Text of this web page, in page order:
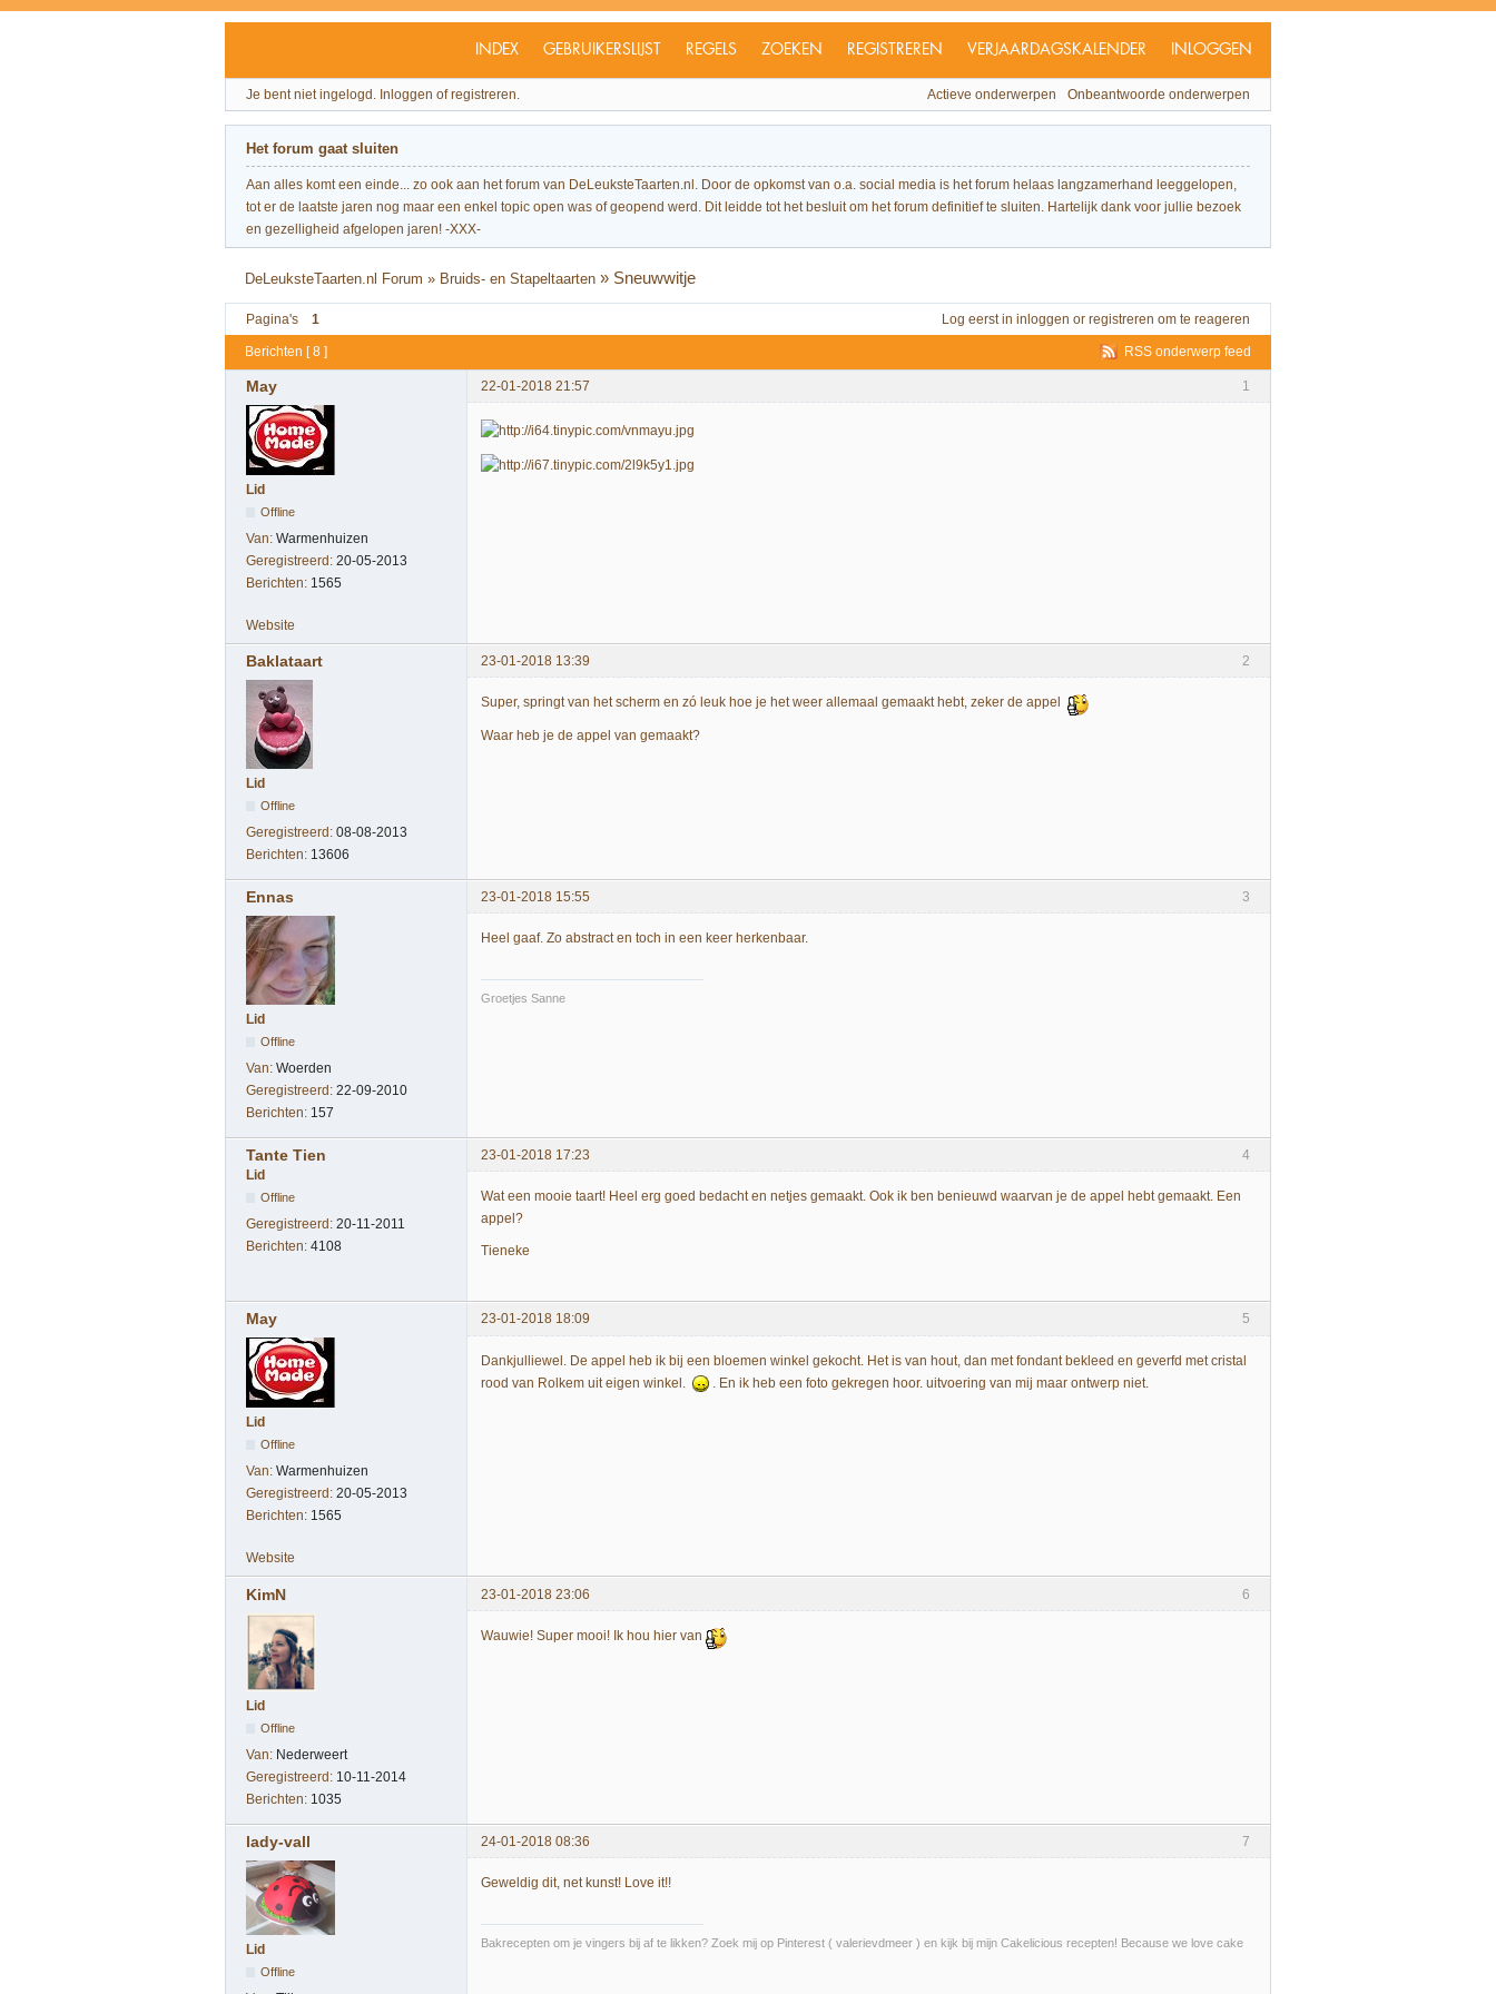
INDEX GEBRUIKERSLIJST REGELS ZOEKEN REGISTREREN VERJAARDAGSKALENDER INLOGGEN
Je bent niet ingelogd. Inloggen of registreren. Actieve onderwerpen Onbeantwoorde onderwerpen
Het forum gaat sluiten
Aan alles komt een einde... zo ook aan het forum van DeLeuksteTaarten.nl. Door de opkomst van o.a. social media is het forum helaas langzamerhand leeggelopen,
tot er de laatste jaren nog maar een enkel topic open was of geopend werd. Dit leidde tot het besluit om het forum definitief te sluiten. Hartelijk dank voor jullie bezoek
en gezelligheid afgelopen jaren! -XXX-
DeLeuksteTaarten.nl Forum » Bruids- en Stapeltaarten » Sneuwwitje
Pagina's 1 Log eerst in inloggen or registreren om te reageren
RSS onderwerp feed
Berichten [ 8 ]
1
May 22-01-2018 21:57
Lid
Offline
Van: Warmenhuizen
Geregistreerd: 20-05-2013
Berichten: 1565
Website
2
Baklataart 23-01-2018 13:39
Lid
Offline
Geregistreerd: 08-08-2013
Berichten: 13606
Super, springt van het scherm en zó leuk hoe je het weer allemaal gemaakt hebt, zeker de appel
Waar heb je de appel van gemaakt?
3
Ennas 23-01-2018 15:55
Lid
Offline
Van: Woerden
Geregistreerd: 22-09-2010
Berichten: 157
Heel gaaf. Zo abstract en toch in een keer herkenbaar.
Groetjes Sanne
4
Tante Tien
23-01-2018 17:23
Lid
Offline
Geregistreerd: 20-11-2011
Berichten: 4108
Wat een mooie taart! Heel erg goed bedacht en netjes gemaakt. Ook ik ben benieuwd waarvan je de appel hebt gemaakt. Een
appel?
Tieneke
5
May 23-01-2018 18:09
Lid
Offline
Van: Warmenhuizen
Geregistreerd: 20-05-2013
Berichten: 1565
Dankjulliewel. De appel heb ik bij een bloemen winkel gekocht. Het is van hout, dan met fondant bekleed en geverfd met cristal
rood van Rolkem uit eigen winkel.
. En ik heb een foto gekregen hoor. uitvoering van mij maar ontwerp niet.
Website
6
KimN 23-01-2018 23:06
Lid
Offline
Van: Nederweert
Geregistreerd: 10-11-2014
Berichten: 1035
Wauwie! Super mooi! Ik hou hier van
7
lady-vall 24-01-2018 08:36
Lid
Offline
Geweldig dit, net kunst! Love it!!
Bakrecepten om je vingers bij af te likken? Zoek mij op Pinterest ( valerievdmeer ) en kijk bij mijn Cakelicious recepten! Because we love cake